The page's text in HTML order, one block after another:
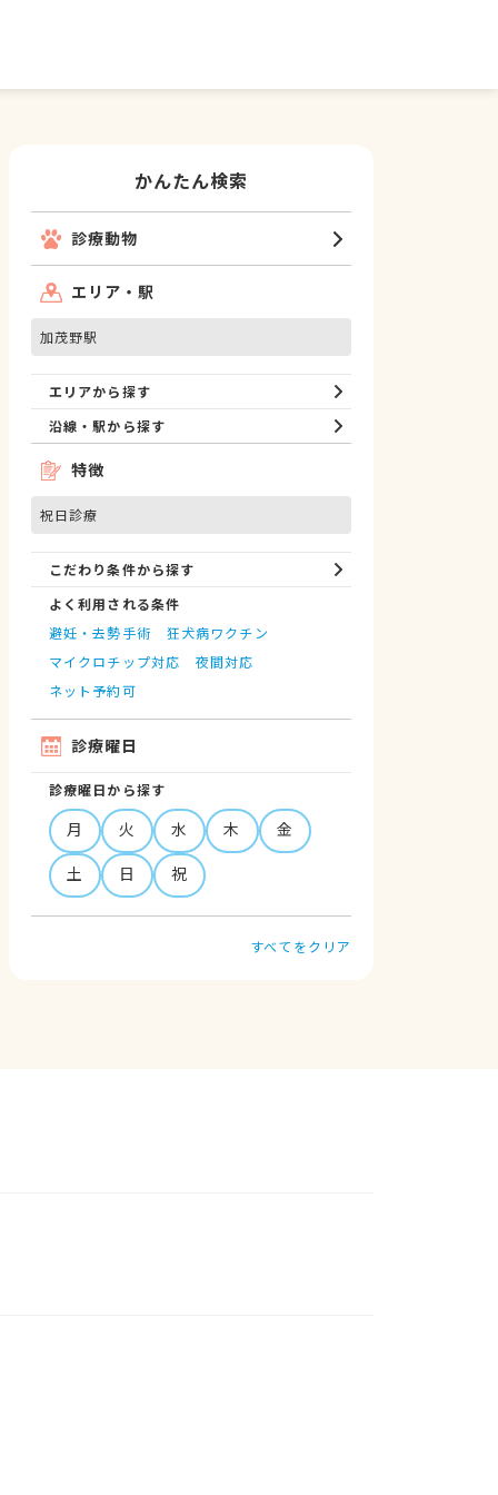
かんたん検索
診療動物
エリア・駅
加茂野駅
エリアから探す
沿線・駅から探す
特徴
祝日診療
こだわり条件から探す
よく利用される条件
避妊・去勢手術
狂犬病ワクチン
マイクロチップ対応
夜間対応
ネット予約可
診療曜日
診療曜日から探す
月 火 水 木
金
土
日 祝
すべてをクリア